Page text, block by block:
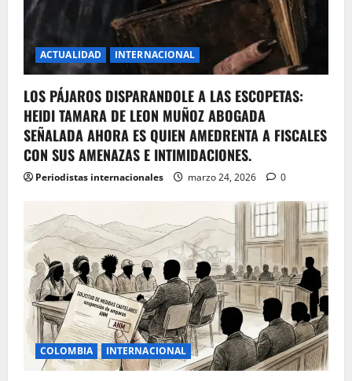
ACTUALIDAD INTERNACIONAL
LOS PÁJAROS DISPARANDOLE A LAS ESCOPETAS:
HEIDI TAMARA DE LEON MUÑOZ ABOGADA
SEÑALADA AHORA ES QUIEN AMEDRENTA A FISCALES
CON SUS AMENAZAS E INTIMIDACIONES.
Periodistas internacionales marzo 24, 2026 0
COLOMBIA INTERNACIONAL